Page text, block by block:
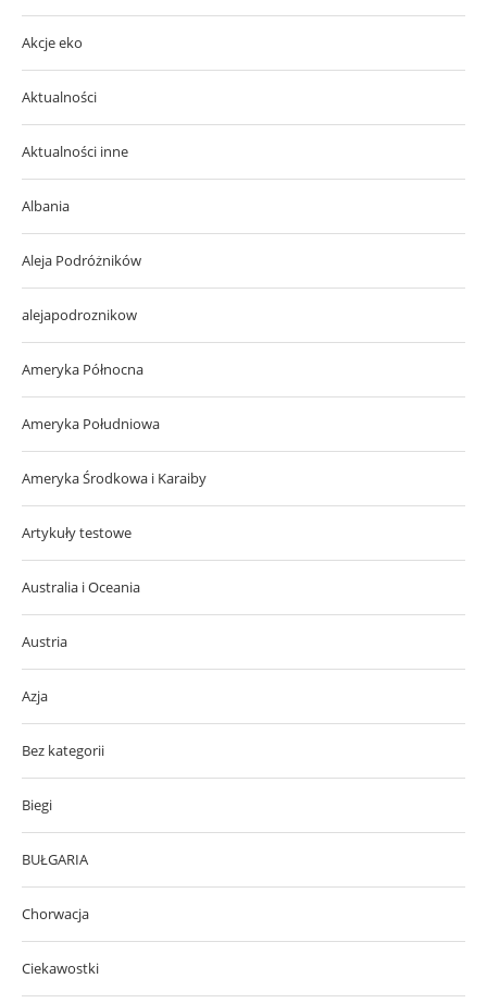
Akcje eko
Aktualności
Aktualności inne
Albania
Aleja Podróżników
alejapodroznikow
Ameryka Północna
Ameryka Południowa
Ameryka Środkowa i Karaiby
Artykuły testowe
Australia i Oceania
Austria
Azja
Bez kategorii
Biegi
BUŁGARIA
Chorwacja
Ciekawostki